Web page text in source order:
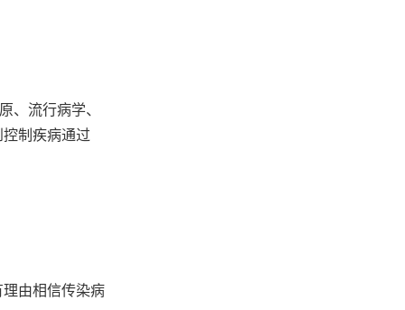
、流行病学、
制疾病通过
由相信传染病